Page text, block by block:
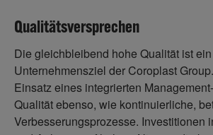
Qualitätsversprechen
Die gleichbleibend hohe Qualität ist
Unternehmensziel der Coroplast
Einsatz eines integrierten
Qualität ebenso, wie kontinuierliche,
Verbesserungsprozesse. Investitionen